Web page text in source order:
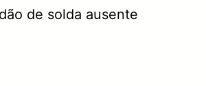
de solda ausente